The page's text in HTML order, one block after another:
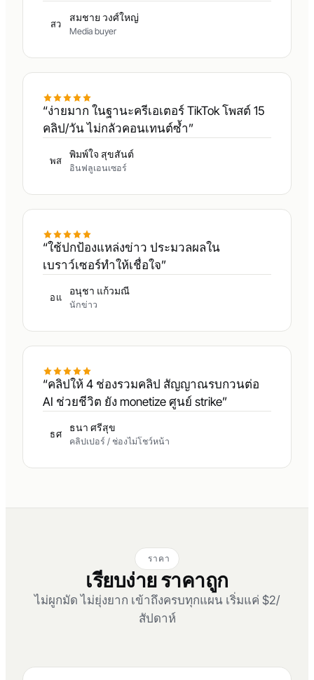
สว
สมชาย วงศ์ใหญ่
Media buyer
“ง่ายมาก ในฐานะครีเอเตอร์ TikTok โพสต์ 15
คลิป/วัน ไม่กลัวคอนเทนต์ซ้ำ”
พส
พิมพ์ใจ สุขสันต์
อินฟลูเอนเซอร์
“ใช้ปกป้องแหล่งข่าว ประมวลผลใน
เบราว์เซอร์ทำให้เชื่อใจ”
อแ
อนุชา แก้วมณี
นักข่าว
“คลิปให้ 4 ช่องรวมคลิป สัญญาณรบกวนต่อ
AI ช่วยชีวิต ยัง monetize ศูนย์ strike”
ธศ
ธนา ศรีสุข
คลิปเปอร์ / ช่องไม่โชว์หน้า
ราคา
เรียบง่าย ราคาถูก
ไม่ผูกมัด ไม่ยุ่งยาก เข้าถึงครบทุกแผน เริ่มแค่ $2/
สัปดาห์